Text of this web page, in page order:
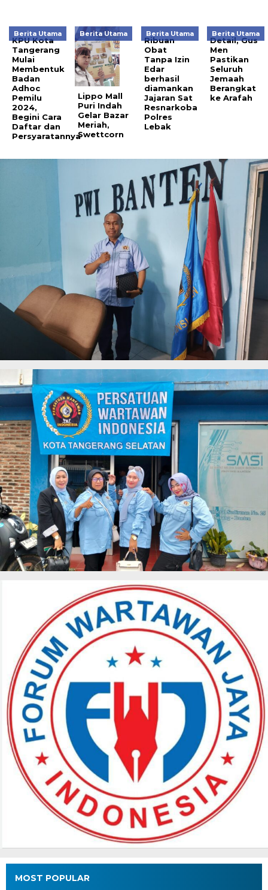
Berita Utama
KPU Kota
Tangerang
Mulai
Membentuk
Badan
Adhoc
Pemilu
2024,
Begini Cara
Daftar dan
Persyaratannya
Berita Utama
Lippo Mall
Puri Indah
Gelar Bazar
Meriah,
Swettcorn
Berita Utama
Ribuan
Obat
Tanpa Izin
Edar
berhasil
diamankan
Jajaran Sat
Resnarkoba
Polres
Lebak
Berita Utama
Detail, Gus
Men
Pastikan
Seluruh
Jemaah
Berangkat
ke Arafah
MOST POPULAR